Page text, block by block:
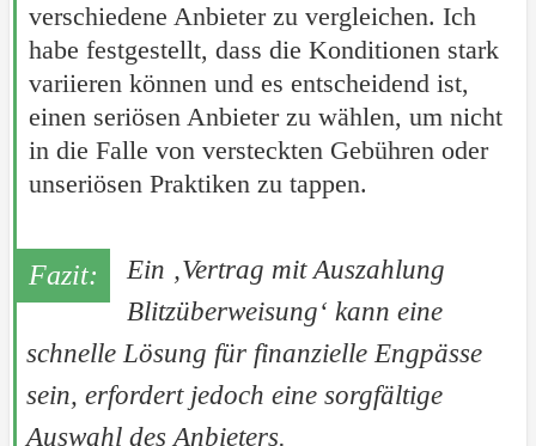
verschiedene Anbieter zu vergleichen. Ich
habe festgestellt, dass die Konditionen stark
variieren können und es entscheidend ist,
einen seriösen Anbieter zu wählen, um nicht
in die Falle von versteckten Gebühren oder
unseriösen Praktiken zu tappen.
Ein ‚Vertrag mit Auszahlung
Blitzüberweisung‘ kann eine
schnelle Lösung für finanzielle Engpässe
sein, erfordert jedoch eine sorgfältige
Auswahl des Anbieters.